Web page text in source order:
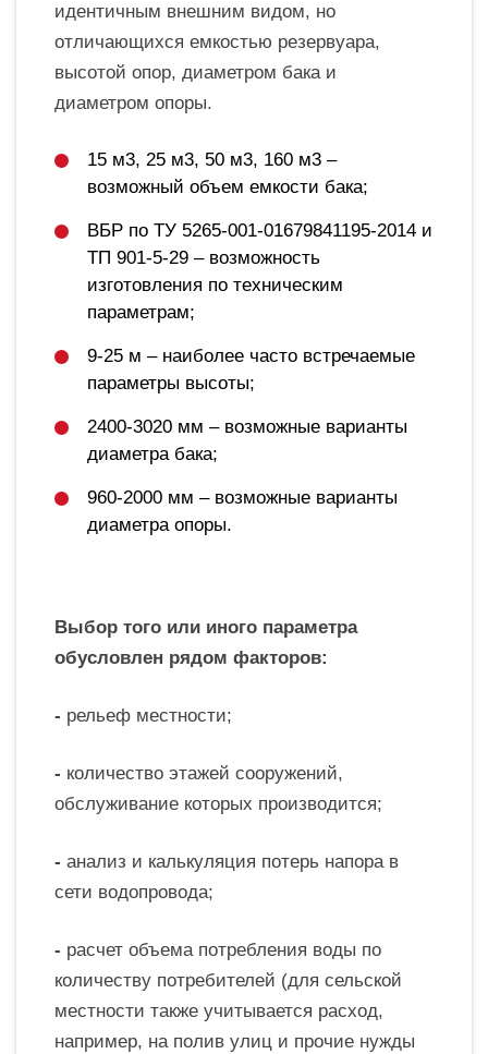
идентичным внешним видом, но
отличающихся емкостью резервуара,
высотой опор, диаметром бака и
диаметром опоры.
15 м3, 25 м3, 50 м3, 160 м3 –
возможный объем емкости бака;
ВБР по ТУ 5265-001-01679841195-2014 и
ТП 901-5-29 – возможность
изготовления по техническим
параметрам;
9-25 м – наиболее часто встречаемые
параметры высоты;
2400-3020 мм – возможные варианты
диаметра бака;
960-2000 мм – возможные варианты
диаметра опоры.
Выбор того или иного параметра
обусловлен рядом факторов:
- рельеф местности;
- количество этажей сооружений,
обслуживание которых производится;
- анализ и калькуляция потерь напора в
сети водопровода;
- расчет объема потребления воды по
количеству потребителей (для сельской
местности также учитывается расход,
например, на полив улиц и прочие нужды